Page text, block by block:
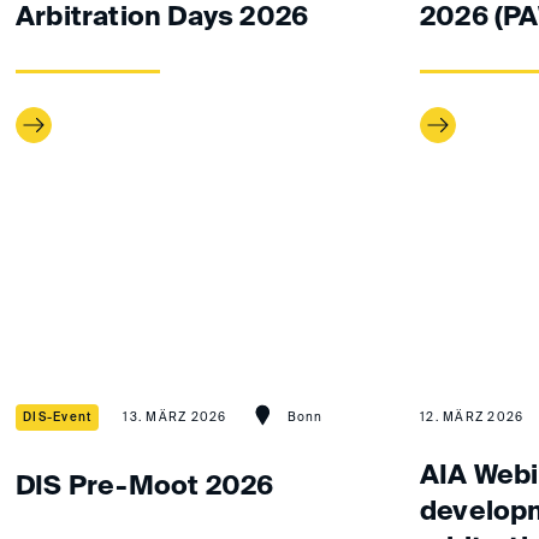
Arbitration Days 2026 2026
DIS-Event 13. MÄRZ 2026 Bonn
DIS Pre-Moot 2026
12. MÄRZ 2026
AIA